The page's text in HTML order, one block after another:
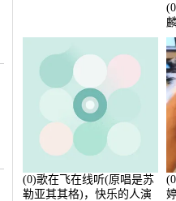
(0)歌在飞在线听(原唱是苏
勒亚其其格)，快乐的人演